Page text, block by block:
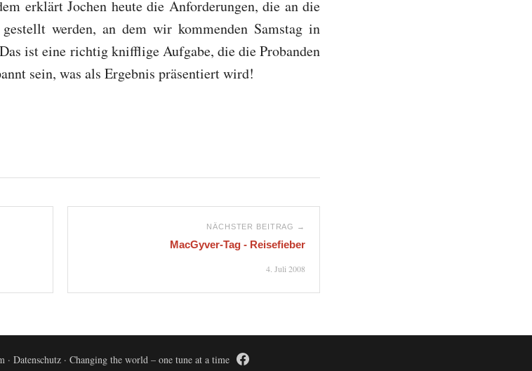
erklärt Jochen heute die Anforderungen, die an die
gestellt werden, an dem wir kommenden Samstag in
ist eine richtig knifflige Aufgabe, die die Probanden
sein, was als Ergebnis präsentiert wird!
NÄCHSTER BEITRAG →
MacGyver-Tag - Reisefieber
4. Juli 2008
· Datenschutz · Changing the world – one tune at a time